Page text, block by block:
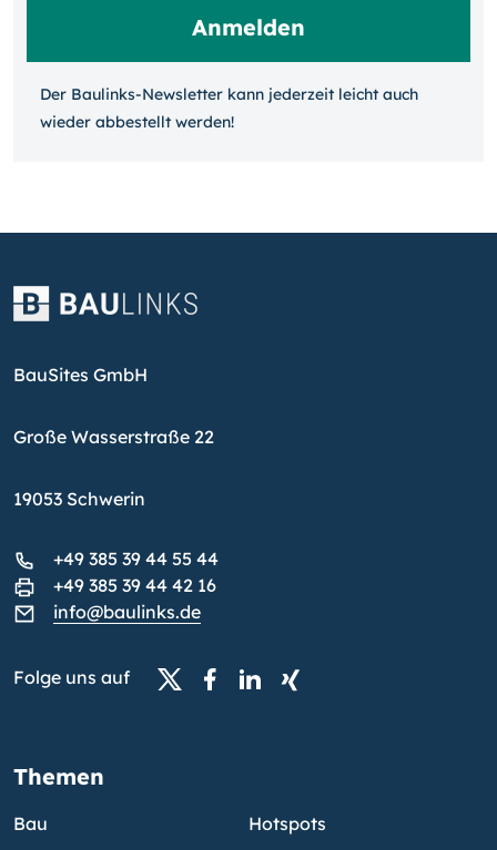
Der Baulinks-Newsletter kann jeder­zeit leicht auch
wieder ab­bestellt werden!
BauSites GmbH
Große Wasserstraße 22
19053 Schwerin
+49 385 39 44 55 44
+49 385 39 44 42 16
info@baulinks.de
Folge uns auf
Themen
Bau
Hotspots